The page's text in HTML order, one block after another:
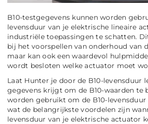
B10-testgegevens kunnen worden
levensduur van je elektrische lineaire
industriële toepassingen te schatten.
bij het voorspellen van onderhoud van
maar kan ook een waardevol
wordt besloten welke actuator moet
Laat Hunter je door de B10-levensduur
gegevens krijgt om de B10-waarden te
worden gebruikt om de B10-levensduur
wat de belangrijkste voordelen zijn
levensduur van je elektrische actuator